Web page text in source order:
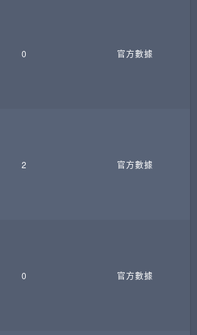
0 官方數據
2 官方數據
0 官方數據